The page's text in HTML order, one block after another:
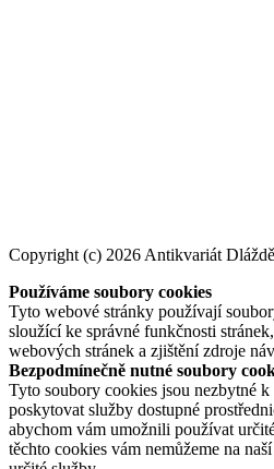
Copyright (c) 2026 Antikvariát
Používáme soubory cookies
Tyto webové stránky používají
sloužící ke správné funkčnosti
webových stránek a zjištění zdroje
Bezpodmínečně nutné soubory
Tyto soubory cookies jsou nezbytné
poskytovat služby dostupné
abychom vám umožnili používat
těchto cookies vám nemůžeme na